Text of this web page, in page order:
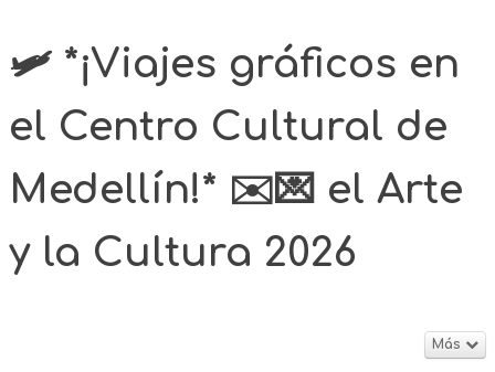
🛩️ *¡Viajes gráficos en
el Centro Cultural de
Medellín!* ✉️💌 el Arte
y la Cultura 2026
Más